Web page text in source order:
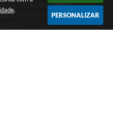
.
PERSONALIZAR
(19) 3826-7800
nº 394, Centro | CEP: 13280-